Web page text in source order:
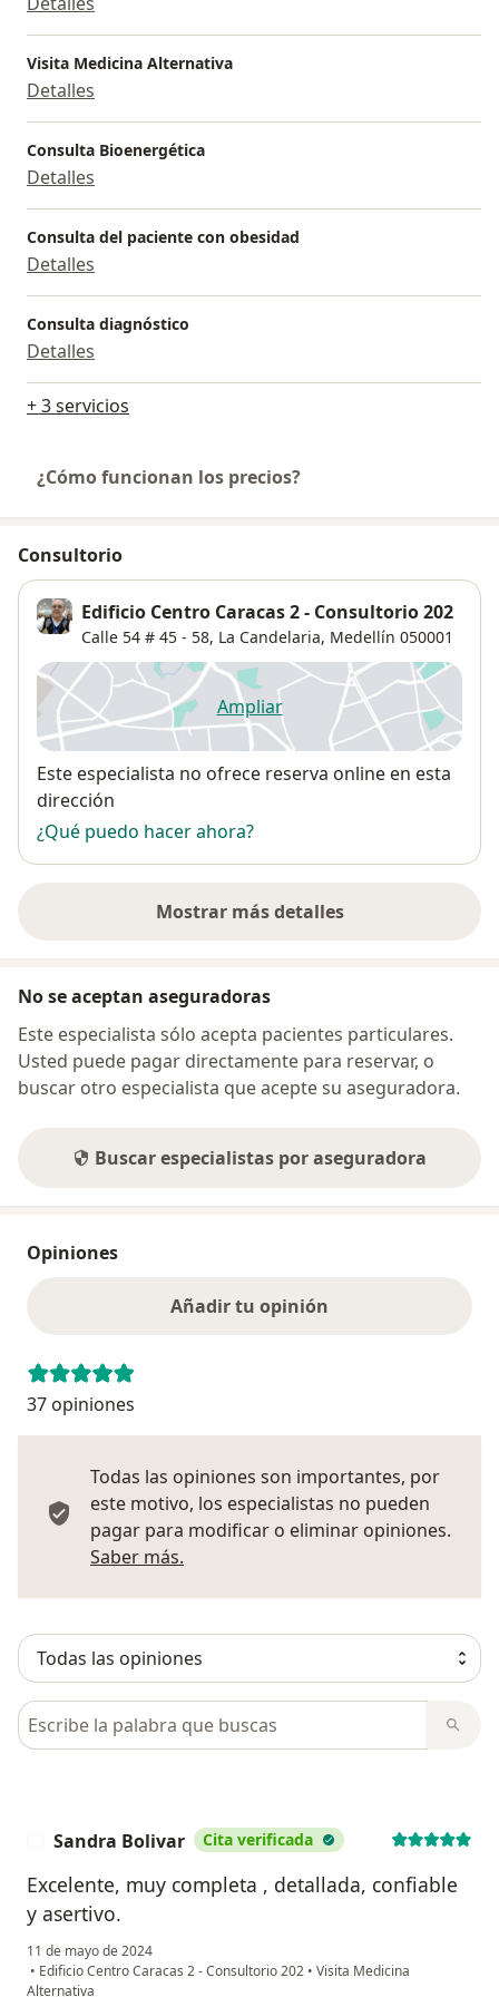
¡No esperes más para comenzar tu viaje hacia una vida
más saludable y feliz! Contáctanos hoy mismo para
programar tu consulta y dar el primer paso hacia una
mejor versión de ti mismo. Estamos aquí para
ayudarte en cada paso del camino. Tu salud es nuestra
pasión".
Visita Medicina Alternativa
Detalles
Consulta Bioenergética
Detalles
Consulta del paciente con obesidad
Detalles
Consulta diagnóstico
Detalles
+ 3 servicios
¿Cómo funcionan los precios?
Consultorio
Edificio Centro Caracas 2 - Consultorio 202
Calle 54 # 45 - 58, La Candelaria, Medellín 050001
Ampliarse abre en una nueva
Disponibilidad
Este especialista no ofrece reserva online en esta
dirección
¿Qué puedo hacer ahora?
Mostrar más detalles
sobre la dirección
No se aceptan aseguradoras
Este especialista sólo acepta pacientes particulares.
Usted puede pagar directamente para reservar, o
buscar otro especialista que acepte su aseguradora.
Buscar especialistas por aseguradora
Opiniones
Añadir tu opinión
37 opiniones
Todas las opiniones son importantes, por
este motivo, los especialistas no pueden
pagar para modificar o eliminar opiniones.
Saber más.
Busca en opiniones
Sandra Bolivar Cita verificada
Excelente, muy completa , detallada, confiable
y asertivo.
11 de mayo de 2024
• Edificio Centro Caracas 2 - Consultorio 202 • Visita Medicina
Alternativa